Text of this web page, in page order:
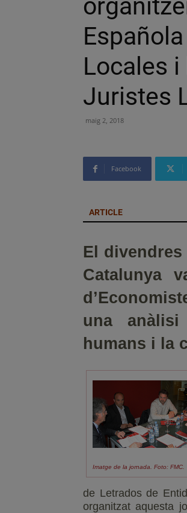
Locales i
Juristes
maig 2, 2018
Facebook
ARTICLE
El
Catalunya
una
humans i la
Imatge de la jornada. Foto: FMC.
de Letrados de
organitzat aquesta